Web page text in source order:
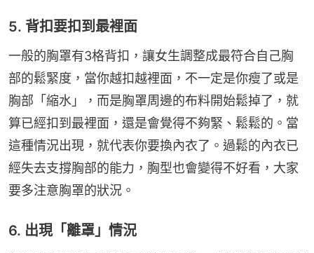
5. 背扣要扣到最裡面
一般的胸罩有3格背扣，讓女生調整成最符合自己胸
部的鬆緊度，當你越扣越裡面，不一定是你瘦了或是
胸部「縮水」，而是胸罩周邊的布料開始鬆掉了，就
算已經扣到最裡面，還是會覺得不夠緊、鬆鬆的。當
這種情況出現，就代表你要換內衣了。過鬆的內衣已
經失去支撐胸部的能力，胸型也會變得不好看，大家
要多注意胸罩的狀況。
6. 出現「離罩」情況